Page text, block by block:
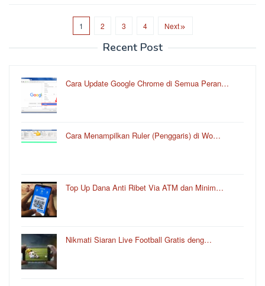
1 2 3 4 Next
Recent Post
Cara Update Google Chrome di Semua Peran…
Cara Menampilkan Ruler (Penggaris) di Wo…
Top Up Dana Anti Ribet Via ATM dan Minim…
Nikmati Siaran Live Football Gratis deng…